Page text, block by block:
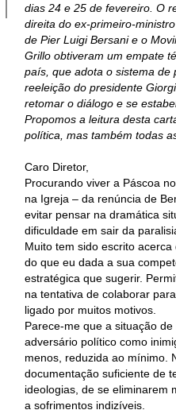
dias 24 e 25 de fevereiro. O
direita do ex-primeiro-
de Pier Luigi Bersani e o
Grillo obtiveram um empate
país, que adota o sistema de
reeleição do presidente
retomar o diálogo e se
Propomos a leitura desta
política, mas também todas
Caro Diretor,
Procurando viver a Páscoa
na Igreja – da renúncia de
evitar pensar na dramática
dificuldade em sair da
Muito tem sido escrito
do que eu dada a sua
estratégica que sugerir.
na tentativa de colaborar
ligado por muitos motivos.
Parece-me que a situação
adversário político como
menos, reduzida ao mínimo.
documentação suficiente de
ideologias, de se eliminarem
a sofrimentos indizíveis.